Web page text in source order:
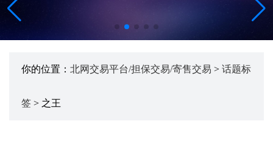
你的位置： 北网交易平台/担保交易/寄售交易 > 话题标
签 > 之王